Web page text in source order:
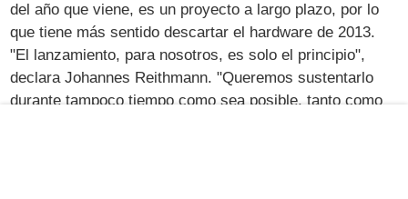
del año que viene, es un proyecto a largo plazo, por lo
que tiene más sentido descartar el hardware de 2013.
"El lanzamiento, para nosotros, es solo el principio",
declara Johannes Reithmann. "Queremos sustentarlo
durante tampoco tiempo como sea posible, tanto como